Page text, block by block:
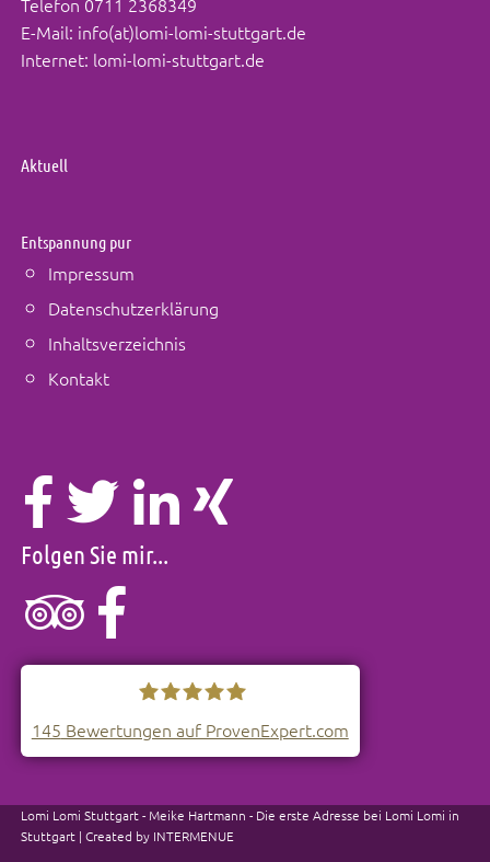
E-Mail: info(at)lomi-lomi-stuttgart.de
Internet: lomi-lomi-stuttgart.de
Aktuell
Entspannung pur
Impressum
Datenschutzerklärung
Inhaltsverzeichnis
Kontakt
Folgen Sie mir...
Lomi-Lomi Stuttgart
145 Bewertungen auf ProvenExpert.com
Lomi Lomi Stuttgart - Meike Hartmann - Die erste Adresse bei Lomi Lomi in
Stuttgart | Created by INTERMENUE